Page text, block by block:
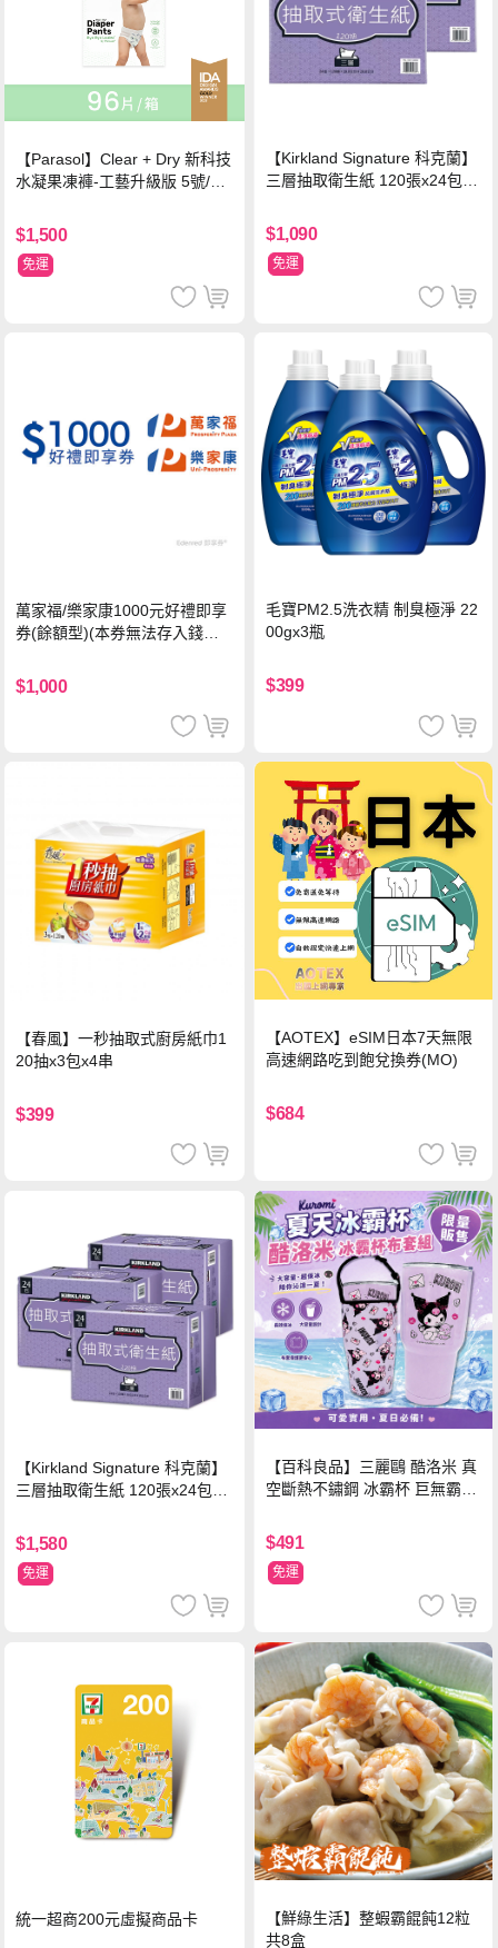
【Parasol】Clear + Dry 新科技
水凝果凍褲-工藝升級版 5號/XL
$1,500
免運
【Kirkland Signature 科克蘭】
三層抽取衛生紙 120張x24包x2
$1,090
免運
萬家福/樂家康1000元好禮即享
券(餘額型)(本券無法存入錢包
$1,000
毛寶PM2.5洗衣精 制臭極淨 22
00gx3瓶
$399
【春風】一秒抽取式廚房紙巾1
20抽x3包x4串
$399
【AOTEX】eSIM日本7天無限
高速網路吃到飽兌換券(MO)
$684
【Kirkland Signature 科克蘭】
三層抽取衛生紙 120張x24包x3
$1,580
免運
【百科良品】三麗鷗 酷洛米 真
空斷熱不鏽鋼 冰霸杯 巨無霸鋼
ml-信封款(贈手提杯套)
$491
免運
統一超商200元虛擬商品卡
【鮮綠生活】整蝦霸餛飩12粒
共8盒